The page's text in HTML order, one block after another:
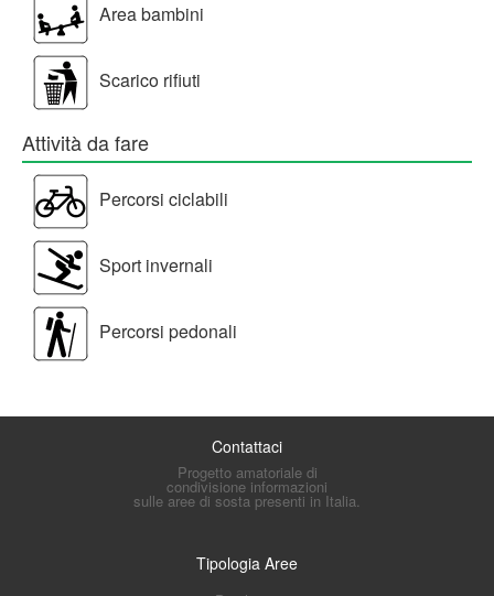
Area bambini
Scarico rifiuti
Attività da fare
Percorsi ciclabili
Sport invernali
Percorsi pedonali
Contattaci
Progetto amatoriale di
condivisione informazioni
sulle aree di sosta presenti in Italia.
Tipologia Aree